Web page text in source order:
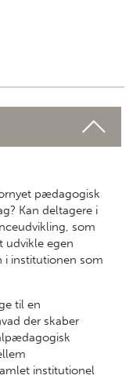
pædagogisk
Kan deltagere i
som
udvikle egen
i institutionen som
til en
der skaber
institutionel